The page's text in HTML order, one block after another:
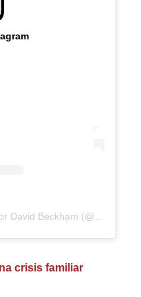
Una publicación compartida por David Beckham (@davidbeckham)
crisis familiar